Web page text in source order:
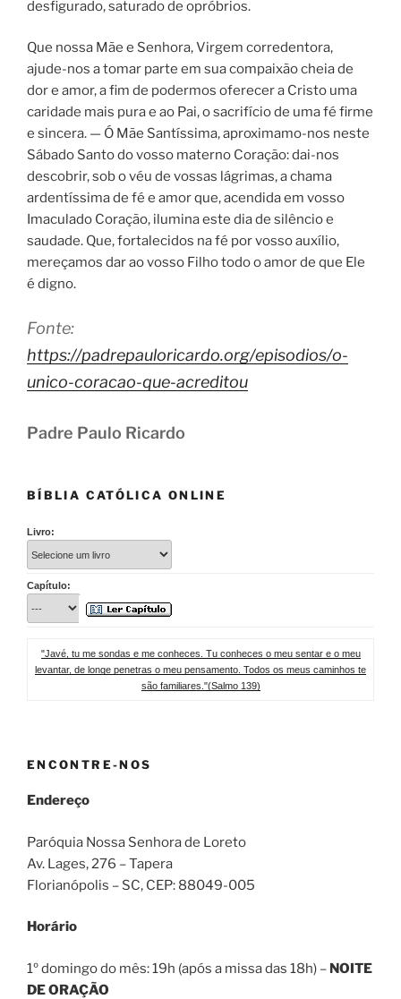
desfigurado, saturado de opróbrios.
Que nossa Mãe e Senhora, Virgem corredentora,
ajude-nos a tomar parte em sua compaixão cheia de
dor e amor, a fim de podermos oferecer a Cristo uma
caridade mais pura e ao Pai, o sacrifício de uma fé firme
e sincera. — Ó Mãe Santíssima, aproximamo-nos neste
Sábado Santo do vosso materno Coração: dai-nos
descobrir, sob o véu de vossas lágrimas, a chama
ardentíssima de fé e amor que, acendida em vosso
Imaculado Coração, ilumina este dia de silêncio e
saudade. Que, fortalecidos na fé por vosso auxílio,
mereçamos dar ao vosso Filho todo o amor de que Ele
é digno.
Fonte:
https://padrepauloricardo.org/episodios/o-
unico-coracao-que-acreditou
Padre Paulo Ricardo
BÍBLIA CATÓLICA ONLINE
Livro:
Capítulo:
"Javé, tu me sondas e me conheces. Tu conheces o meu sentar e o meu
levantar, de longe penetras o meu pensamento. Todos os meus caminhos te
são familiares."(Salmo 139)
ENCONTRE-NOS
Endereço
Paróquia Nossa Senhora de Loreto
Av. Lages, 276 – Tapera
Florianópolis – SC, CEP: 88049-005
Horário
1º domingo do mês: 19h (após a missa das 18h) – NOITE
DE ORAÇÃO